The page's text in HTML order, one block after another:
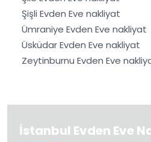
Şişli Evden Eve nakliyat
Ümraniye Evden Eve nakliyat
Üsküdar Evden Eve nakliyat
Zeytinburnu Evden Eve
İstanbul Evden Eve